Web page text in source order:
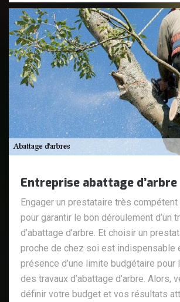
Entreprise abattage d’arbre
Engager un prestataire très
pour garantir le bon déroulement d’un
d’abattage d’arbre. Et choisir un
proche de chez soi est indispensable
présence d’une limite budgétaire pour
des travaux d’abattage d’arbre. Alors,
définir votre budget et vos résultats